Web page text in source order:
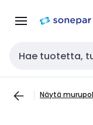
navigointiinsisältöön
Haku
Näytä